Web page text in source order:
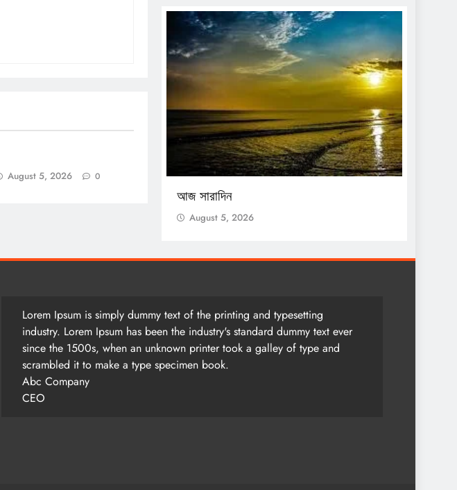
August 5, 2026 0
আজ সারাদিন
August 5, 2026
Lorem Ipsum is simply dummy text of the printing and typesetting
industry. Lorem Ipsum has been the industry's standard dummy text ever
since the 1500s, when an unknown printer took a galley of type and
scrambled it to make a type specimen book.
Abc Company
CEO